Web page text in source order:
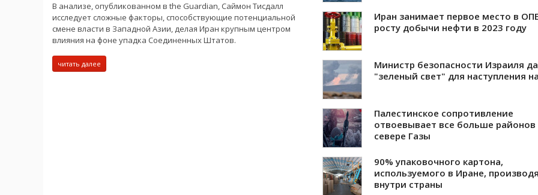
В анализе, опубликованном в the Guardian, Саймон Тисдалл
исследует сложные факторы, способствующие потенциальной
смене власти в Западной Азии, делая Иран крупным центром
влияния на фоне упадка Соединенных Штатов.
читать далее
Иран занимает первое место в
росту добычи нефти в 2023 году
Министр безопасности Израиля
"зеленый свет" для наступления
Палестинское сопротивление
отвоевывает все больше районов
севере Газы
90% упаковочного картона,
используемого в Иране,
внутри страны